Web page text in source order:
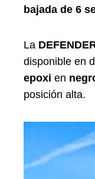
bajada de 6
La
disponible en
epoxi en
posición alta.